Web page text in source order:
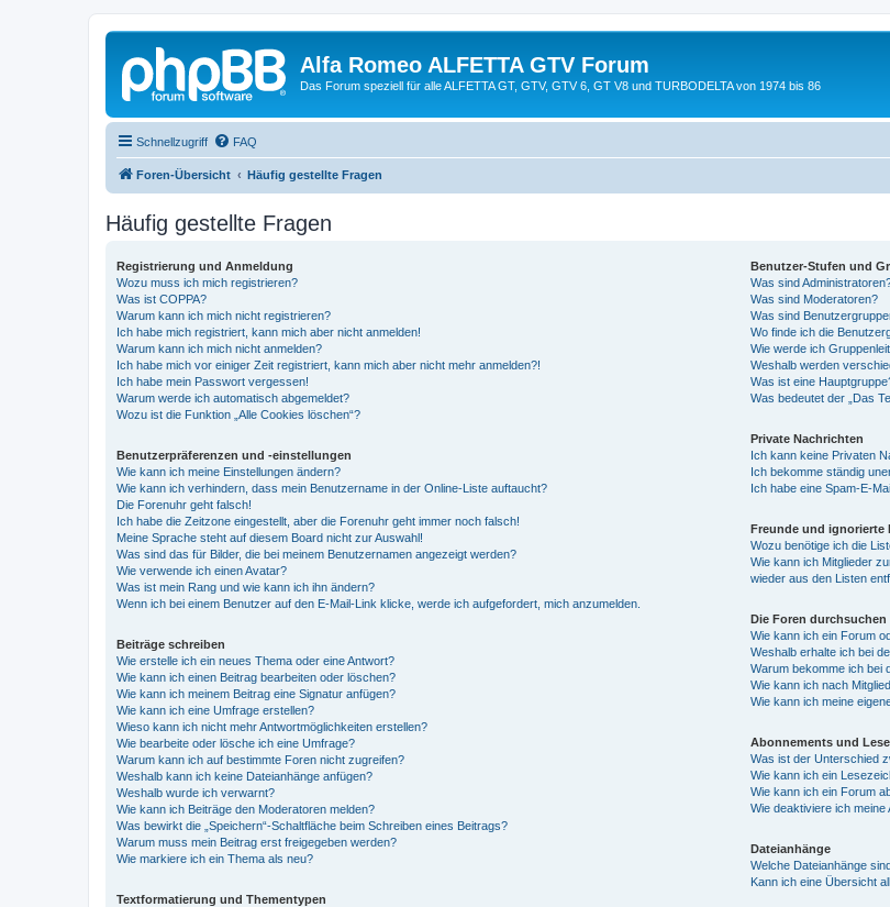
Alfa Romeo ALFETTA GTV Forum
Das Forum speziell für alle ALFETTA GT, GTV, GTV 6, GT V8 und TURBODELTA von 1974 bis 86
Schnellzugriff FAQ
Foren-Übersicht Häufig gestellte Fragen
Häufig gestellte Fragen
Registrierung und Anmeldung
Wozu muss ich mich registrieren?
Was ist COPPA?
Warum kann ich mich nicht registrieren?
Ich habe mich registriert, kann mich aber nicht anmelden!
Warum kann ich mich nicht anmelden?
Ich habe mich vor einiger Zeit registriert, kann mich aber nicht mehr anmelden?!
Ich habe mein Passwort vergessen!
Warum werde ich automatisch abgemeldet?
Wozu ist die Funktion „Alle Cookies löschen“?
Benutzerpräferenzen und -einstellungen
Wie kann ich meine Einstellungen ändern?
Wie kann ich verhindern, dass mein Benutzername in der Online-Liste auftaucht?
Die Forenuhr geht falsch!
Ich habe die Zeitzone eingestellt, aber die Forenuhr geht immer noch falsch!
Meine Sprache steht auf diesem Board nicht zur Auswahl!
Was sind das für Bilder, die bei meinem Benutzernamen angezeigt werden?
Wie verwende ich einen Avatar?
Was ist mein Rang und wie kann ich ihn ändern?
Wenn ich bei einem Benutzer auf den E-Mail-Link klicke, werde ich aufgefordert, mich anzumelden.
Beiträge schreiben
Wie erstelle ich ein neues Thema oder eine Antwort?
Wie kann ich einen Beitrag bearbeiten oder löschen?
Wie kann ich meinem Beitrag eine Signatur anfügen?
Wie kann ich eine Umfrage erstellen?
Wieso kann ich nicht mehr Antwortmöglichkeiten erstellen?
Wie bearbeite oder lösche ich eine Umfrage?
Warum kann ich auf bestimmte Foren nicht zugreifen?
Weshalb kann ich keine Dateianhänge anfügen?
Weshalb wurde ich verwarnt?
Wie kann ich Beiträge den Moderatoren melden?
Was bewirkt die „Speichern“-Schaltfläche beim Schreiben eines Beitrags?
Warum muss mein Beitrag erst freigegeben werden?
Wie markiere ich ein Thema als neu?
Textformatierung und Thementypen
Benutzer-Stufen und
Was sind
Was sind Moderatoren?
Was sind
Wo finde ich die
Wie werde ich
Weshalb werden
Was ist eine
Was bedeutet der „Das
Private Nachrichten
Ich kann keine Privaten
Ich bekomme ständig
Ich habe eine Spam-E-
Freunde und ignorierte
Wozu benötige ich die
Wie kann ich Mitglieder
wieder aus den Listen
Die Foren durchsuchen
Wie kann ich ein Forum
Weshalb erhalte ich bei
Warum bekomme ich bei
Wie kann ich nach
Wie kann ich meine
Abonnements und
Was ist der Unterschied
Wie kann ich ein
Wie kann ich ein Forum
Wie deaktiviere ich meine
Dateianhänge
Welche Dateianhänge
Kann ich eine Übersicht